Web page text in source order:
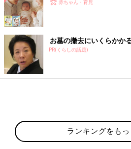
赤ちゃん・育児
お墓の撤去にいくらかか
PR(くらしの話題)
ランキングをも